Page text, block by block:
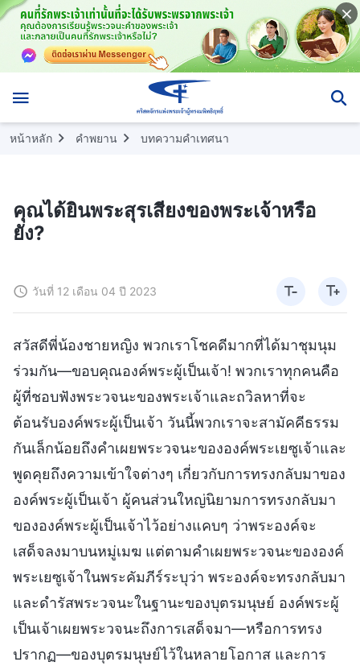
หน้าหลัก คำพยาน บทความคำเทศนา
คุณได้ยินพระสุรเสียงของพระเจ้าหรือ
ยัง?
วันที่ 12 เดือน 04 ปี 2023
สวัสดีพี่น้องชายหญิง พวกเราโชคดีมากที่ได้มาชุมนุม
ร่วมกัน—ขอบคุณองค์พระผู้เป็นเจ้า! พวกเราทุกคนคือ
ผู้ที่ชอบฟังพระวจนะของพระเจ้าและถวิลหาที่จะ
ต้อนรับองค์พระผู้เป็นเจ้า วันนี้พวกเราจะสามัคคีธรรม
กันเล็กน้อยถึงคำเผยพระวจนะขององค์พระเยซูเจ้าและ
พูดคุยถึงความเข้าใจต่างๆ เกี่ยวกับการทรงกลับมาของ
องค์พระผู้เป็นเจ้า ผู้คนส่วนใหญ่นิยามการทรงกลับมา
ขององค์พระผู้เป็นเจ้าไว้อย่างแคบๆ ว่าพระองค์จะ
เสด็จลงมาบนหมู่เมฆ แต่ตามคำเผยพระวจนะขององค์
พระเยซูเจ้าในพระคัมภีร์ระบุว่า พระองค์จะทรงกลับมา
และดำรัสพระวจนะในฐานะของบุตรมนุษย์ องค์พระผู้
เป็นเจ้าเผยพระวจนะถึงการเสด็จมา—หรือการทรง
ปรากฏ—ของบุตรมนุษย์ไว้ในหลายโอกาส และการ